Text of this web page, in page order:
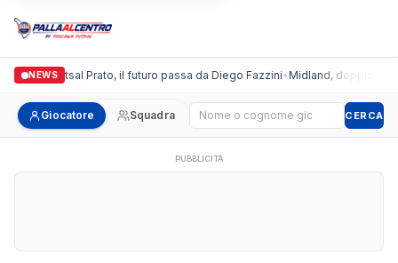
NEWS
Futsal Prato, il futuro passa da Diego Fazzini•Midland, doppio colpo
Giocatore Squadra Cerca giocatore CERCA
PUBBLICITÀ